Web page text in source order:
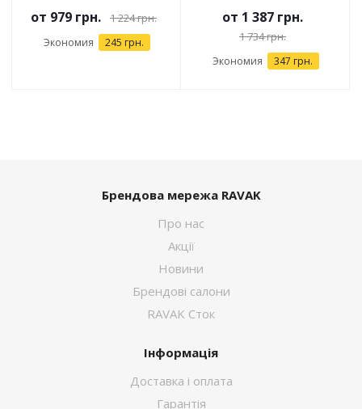
от 979 грн. 1 224 грн.
Экономия 245 грн.
от 1 387 грн.
1 734 грн.
Экономия 347 грн.
Брендова мережа RAVAK
Про нас
Акції
Новини
Брендові салони
RAVAK Сток
Інформація
Доставка і оплата
Гарантія